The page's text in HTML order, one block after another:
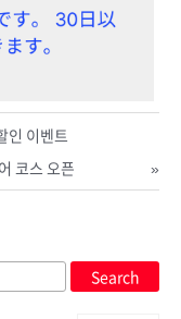
인 이벤트
코스 오픈
»
Search